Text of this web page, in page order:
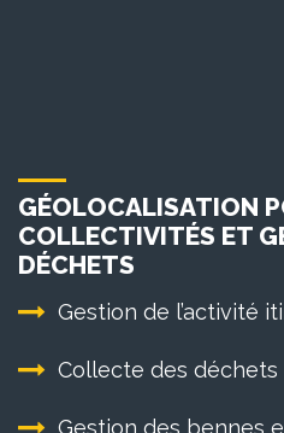
GÉOLOCALISATION
COLLECTIVITÉS ET
DÉCHETS
Gestion de l’activité
Collecte des déchets
Gestion des bennes